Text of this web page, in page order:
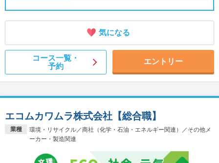
気になる
コース一覧・
予約
エントリー
業種
環境・リサイクル／商社（化学・石油・エネルギー関連）／その他メ
ーカー・製造関連
エコムカワムラ株式会社【総合職】